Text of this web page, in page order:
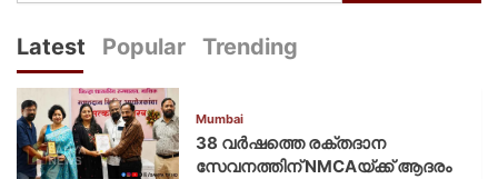
Latest Popular Trending
Mumbai
38 വർഷത്തെ രക്തദാന
സേവനത്തിന് NMCAയ്ക്ക് ആദരം